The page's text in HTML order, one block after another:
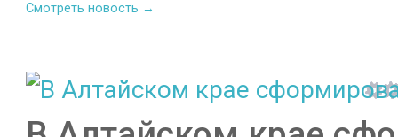
Смотреть новость →